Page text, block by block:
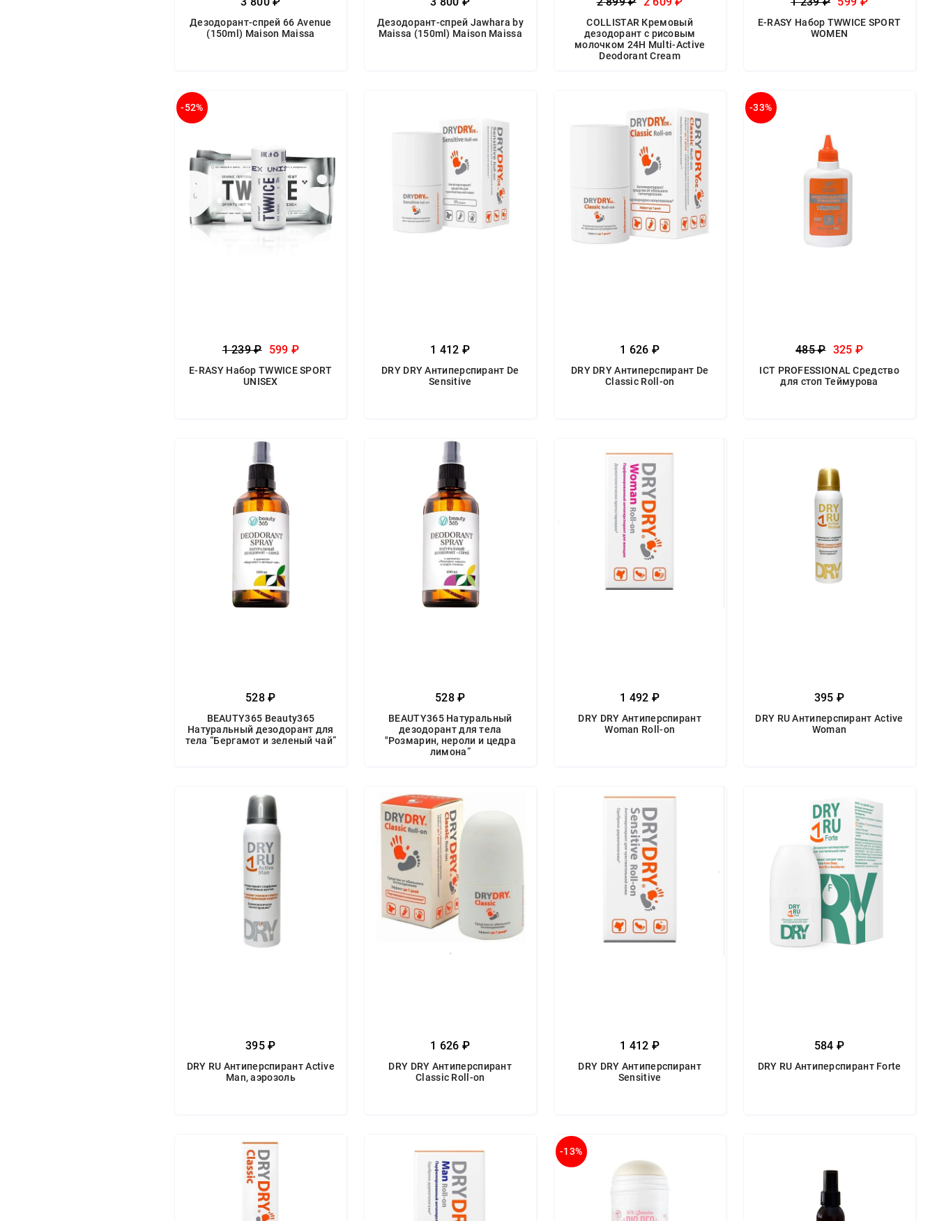
Дезодорант-спрей 66 Avenue
(150ml) Maison Maissa
Дезодорант-спрей Jawhara by
Maissa (150ml) Maison Maissa
COLLISTAR Кремовый
дезодорант с рисовым
молочком 24H Multi-Active
Deodorant Cream
E-RASY Набор TWWICE SPORT
WOMEN
-52%
1 239 ₽ 599 ₽
E-RASY Набор TWWICE SPORT
UNISEX
1 412 ₽
DRY DRY Антиперспирант De
Sensitive
1 626 ₽
DRY DRY Антиперспирант De
Classic Roll-on
-33%
485 ₽ 325 ₽
ICT PROFESSIONAL Средство
для стоп Теймурова
528 ₽
BEAUTY365 Beauty365
Натуральный дезодорант для
тела “Бергамот и зеленый чай”
528 ₽
BEAUTY365 Натуральный
дезодорант для тела
"Розмарин, нероли и цедра
лимона”
1 492 ₽
DRY DRY Антиперспирант
Woman Roll-on
395 ₽
DRY RU Антиперспирант Active
Woman
395 ₽
DRY RU Антиперспирант Active
Man, аэрозоль
1 626 ₽
DRY DRY Антиперспирант
Classic Roll-on
1 412 ₽
DRY DRY Антиперспирант
Sensitive
584 ₽
DRY RU Антиперспирант Forte
-13%